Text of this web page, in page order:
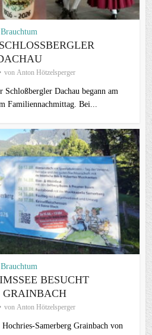
Brauchtum
D
von Anton Hötzelsperger
Schloßbergler Dachau begann am
Familiennachmittag. Bei...
Brauchtum
BESUCHT
GRAINBACH
von Anton Hötzelsperger
Samerberg Grainbach von